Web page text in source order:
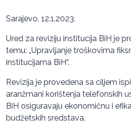
Sarajevo, 12.1.2023.
Ured za reviziju institucija BiH je
temu: „Upravljanje troškovima
institucijama BiH“.
Revizija je provedena sa ciljem
aranžmani korištenja telefonskih
BiH osiguravaju ekonomičnu i
budžetskih sredstava.